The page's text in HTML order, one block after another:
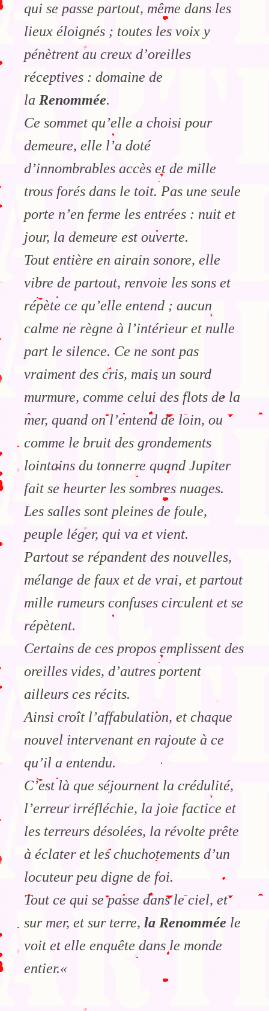
qui se passe partout, même dans les
lieux éloignés ; toutes les voix y
pénètrent au creux d’oreilles
réceptives : domaine de
la Renommée.
Ce sommet qu’elle a choisi pour
demeure, elle l’a doté
d’innombrables accès et de mille
trous forés dans le toit. Pas une seule
porte n’en ferme les entrées : nuit et
jour, la demeure est ouverte.
Tout entière en airain sonore, elle
vibre de partout, renvoie les sons et
répète ce qu’elle entend ; aucun
calme ne règne à l’intérieur et nulle
part le silence. Ce ne sont pas
vraiment des cris, mais un sourd
murmure, comme celui des flots de la
mer, quand on l’entend de loin, ou
comme le bruit des grondements
lointains du tonnerre quand Jupiter
fait se heurter les sombres nuages.
Les salles sont pleines de foule,
peuple léger, qui va et vient.
Partout se répandent des nouvelles,
mélange de faux et de vrai, et partout
mille rumeurs confuses circulent et se
répètent.
Certains de ces propos emplissent des
oreilles vides, d’autres portent
ailleurs ces récits.
Ainsi croît l’affabulation, et chaque
nouvel intervenant en rajoute à ce
qu’il a entendu.
C’est là que séjournent la crédulité,
l’erreur irréfléchie, la joie factice et
les terreurs désolées, la révolte prête
à éclater et les chuchotements d’un
locuteur peu digne de foi.
Tout ce qui se passe dans le ciel, et
sur mer, et sur terre, la Renommée le
voit et elle enquête dans le monde
entier.«